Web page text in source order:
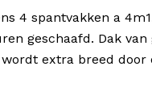
4 spantvakken a
geschaafd. Dak
extra breed